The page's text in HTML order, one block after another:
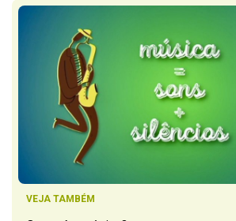
VEJA TAMBÉM